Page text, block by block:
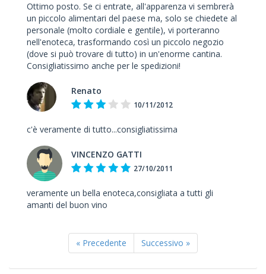
Ottimo posto. Se ci entrate, all'apparenza vi sembrerà
un piccolo alimentari del paese ma, solo se chiedete al
personale (molto cordiale e gentile), vi porteranno
nell'enoteca, trasformando così un piccolo negozio
(dove si può trovare di tutto) in un'enorme cantina.
Consigliatissimo anche per le spedizioni!
Renato
10/11/2012
c'è veramente di tutto...consigliatissima
VINCENZO GATTI
27/10/2011
veramente un bella enoteca,consigliata a tutti gli
amanti del buon vino
« Precedente Successivo »